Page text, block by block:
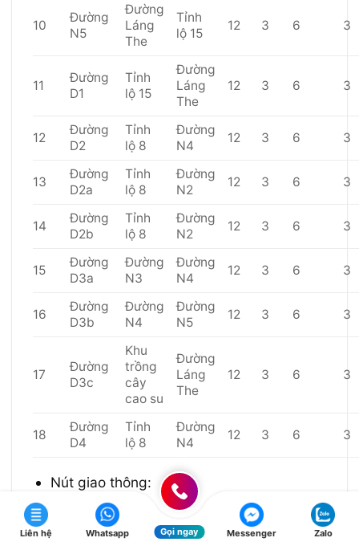
10
Đường
N5
Đường
Láng
The
Tỉnh
lộ 15
12 3 6 3
11
Đường
D1
Tỉnh
lộ 15
Đường
Láng
The
12 3 6 3
12
Đường
D2
Tỉnh
lộ 8
Đường
N4
12 3 6 3
13
Đường
D2a
Tỉnh
lộ 8
Đường
N2
12 3 6 3
14
Đường
D2b
Tỉnh
lộ 8
Đường
N2
12 3 6 3
15
Đường
D3a
Đường
N3
Đường
N4
12 3 6 3
16
Đường
D3b
Đường
N4
Đường
N5
12 3 6 3
17
Đường
D3c
Khu
trồng
cây
cao su
Đường
Láng
The
12 3 6 3
18
Đường
D4
Tỉnh
lộ 8
Đường
N4
12 3 6 3
Nút giao thông:
Một nút giao cắt khác mức tại
Liên hệ Whatsapp Gọi ngay Messenger Zalo